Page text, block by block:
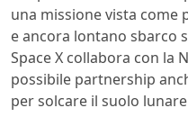
una missione vista come
e ancora lontano sbarco
Space X collabora con la
possibile partnership
per solcare il suolo